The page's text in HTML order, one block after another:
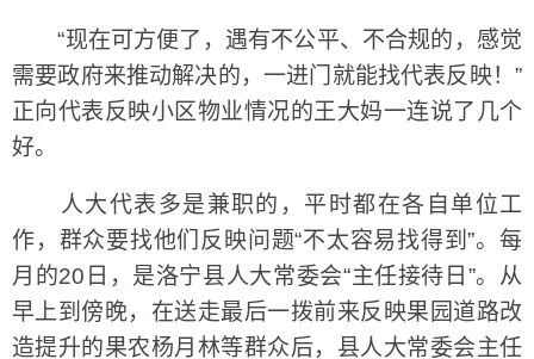
“现在可方便了，遇有不公平、不合规的，感觉
需要政府来推动解决的，一进门就能找代表反映！”
正向代表反映小区物业情况的王大妈一连说了几个
好。
人大代表多是兼职的，平时都在各自单位工
作，群众要找他们反映问题“不太容易找得到”。每
月的20日，是洛宁县人大常委会“主任接待日”。从
早上到傍晚，在送走最后一拨前来反映果园道路改
造提升的果农杨月林等群众后，县人大常委会主任